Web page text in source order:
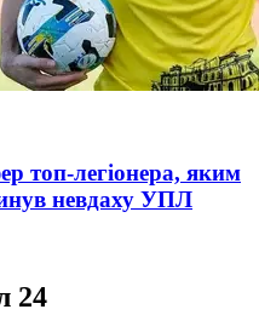
топ-легіонера, яким
невдаху УПЛ
24